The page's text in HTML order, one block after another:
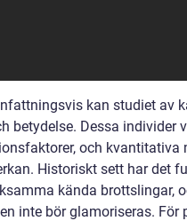
kan studiet av
betydelse. Dessa individer
och
Historiskt sett har det
kända brottslingar,
inte bör glamoriseras.